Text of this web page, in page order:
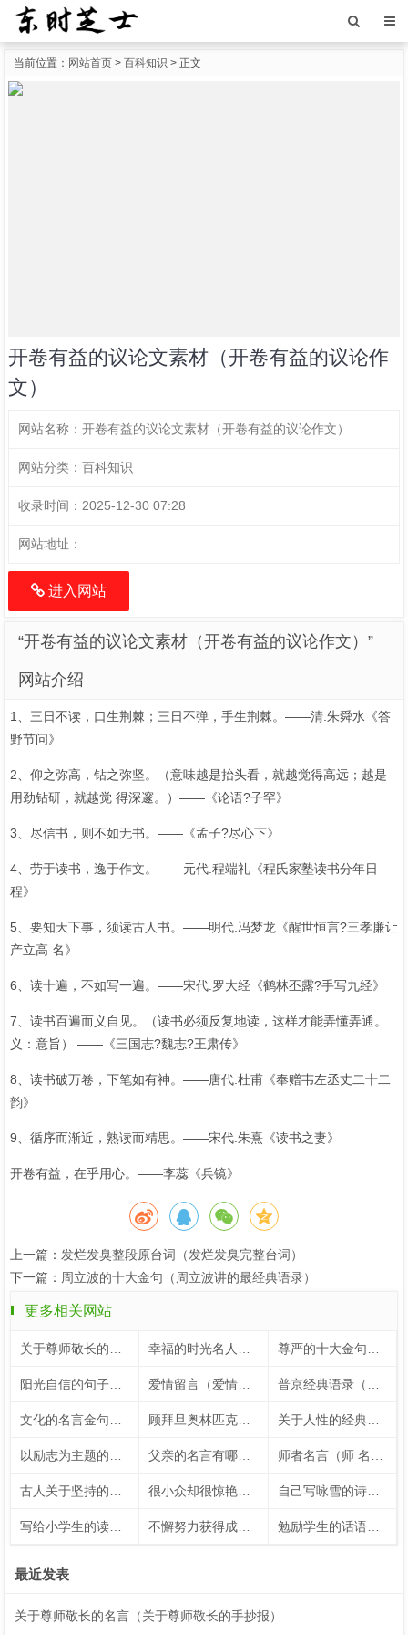
当前位置： 网站首页 > 百科知识 > 正文
开卷有益的议论文素材（开卷有益的议论作
文）
网站名称： 开卷有益的议论文素材（开卷有益的议论作文）
网站分类： 百科知识
收录时间： 2025-12-30 07:28
网站地址：
进入网站
“开卷有益的议论文素材（开卷有益的议论作文）”
网站介绍
1、三日不读，口生荆棘；三日不弹，手生荆棘。——清.朱舜水《答
野节问》
2、仰之弥高，钻之弥坚。（意味越是抬头看，就越觉得高远；越是
用劲钻研，就越觉 得深邃。）——《论语?子罕》
3、尽信书，则不如无书。——《孟子?尽心下》
4、劳于读书，逸于作文。——元代.程端礼《程氏家塾读书分年日
程》
5、要知天下事，须读古人书。——明代.冯梦龙《醒世恒言?三孝廉让
产立高 名》
6、读十遍，不如写一遍。——宋代.罗大经《鹤林丕露?手写九经》
7、读书百遍而义自见。（读书必须反复地读，这样才能弄懂弄通。
义：意旨） ——《三国志?魏志?王肃传》
8、读书破万卷，下笔如有神。——唐代.杜甫《奉赠韦左丞丈二十二
韵》
9、循序而渐近，熟读而精思。——宋代.朱熹《读书之妻》
开卷有益，在乎用心。——李蕊《兵镜》
上一篇： 发烂发臭整段原台词（发烂发臭完整台词）
下一篇： 周立波的十大金句（周立波讲的最经典语录）
更多相关网站
关于人性的经典名言（关于人性的24个经典表述）
自己写咏雪的诗句（自创咏雪的诗句大全）
勉励学生的话语（勉励学生的话语）
最近发表
关于尊师敬长的名言（关于尊师敬长的手抄报）